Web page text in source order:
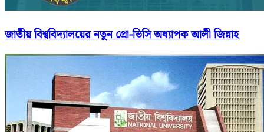
জাতীয় বিশ্ববিদ্যালয়ের নতুন প্রো-ভিসি অধ্যাপক আলী জিন্নাহ